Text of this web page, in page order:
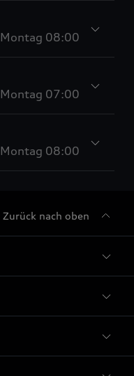
Montag 08:00
Montag 07:00
Montag 08:00
Zurück nach oben